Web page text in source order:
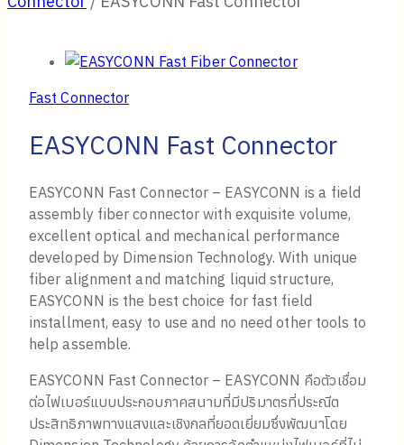
Fast Connector
EASYCONN Fast Connector
EASYCONN Fast Connector – EASYCONN is a field
assembly fiber connector with exquisite volume,
excellent optical and mechanical performance
developed by Dimension Technology. With unique
fiber alignment and matching liquid structure,
EASYCONN is the best choice for fast field
installment, easy to use and no need other tools to
help assemble.
EASYCONN Fast Connector – EASYCONN คือตัวเชื่อม
ต่อไฟเบอร์แบบประกอบภาคสนามที่มีปริมาตรที่ประณีต
ประสิทธิภาพทางแสงและเชิงกลที่ยอดเยี่ยมซึ่งพัฒนาโดย